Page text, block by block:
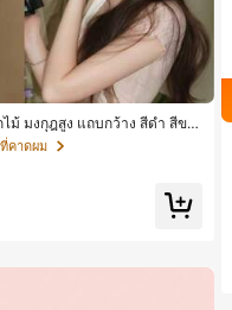
ม้ มงกุฎสูง แถบกว้าง สีดำ สีขา
ผม ยางรัดผม (ลายปักดอกไม้จั
คาดผม